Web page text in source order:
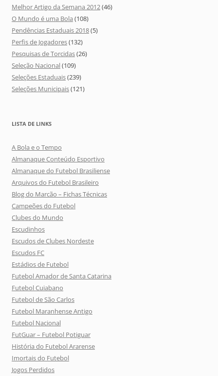
Melhor Artigo da Semana 2012(46)
O Mundo é uma Bola (108)
Pendências Estaduais 2018(5)
Perfis de Jogadores(132)
Pesquisas de Torcidas(26)
Seleção Nacional(109)
Seleções Estaduais(239)
Seleções Municipais(121)
LISTA DE LINKS
A Bola e o Tempo
Almanaque Conteúdo Esportivo
Almanaque do Futebol Brasiliense
Arquivos do Futebol Brasileiro
Blog do Marcão – Fichas Técnicas
Campeões do Futebol
Clubes do Mundo
Escudinhos
Escudos de Clubes Nordeste
Escudos FC
Estádios de Futebol
Futebol Amador de Santa Catarina
Futebol Cuiabano
Futebol de São Carlos
Futebol Maranhense Antigo
Futebol Nacional
FutGuar – Futebol Potiguar
História do Futebol Ararense
Imortais do Futebol
Jogos Perdidos